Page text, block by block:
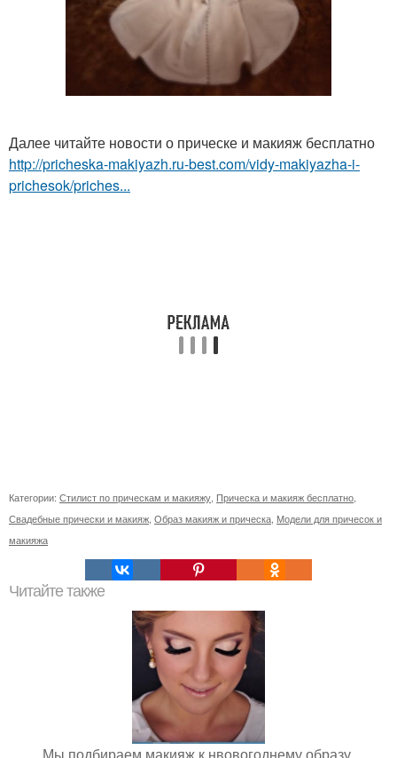
Далее читайте новости о прическе и макияж бесплатно
http://pricheska-makiyazh.ru-best.com/vidy-makiyazha-i-
prichesok/priches...
Категории: Стилист по прическам и макияжу Прическа и макияж бесплатно
Свадебные прически и макияж Образ макияж и прическа Модели для причесок и
макияжа
Читайте также
Мы подбираем макияж к нвовогоднему образу.